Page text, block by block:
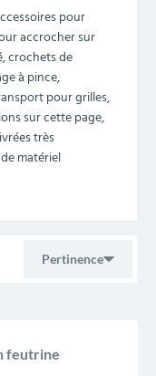
pour
accrocher sur
crochets de
à pince,
pour grilles,
sur cette page,
très
matériel
Pertinence
feutrine